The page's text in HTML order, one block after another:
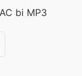
bi MP3